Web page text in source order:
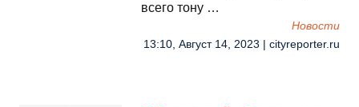
всего тону …
Новости
13:10, Август 14, 2023 | cityreporter.ru